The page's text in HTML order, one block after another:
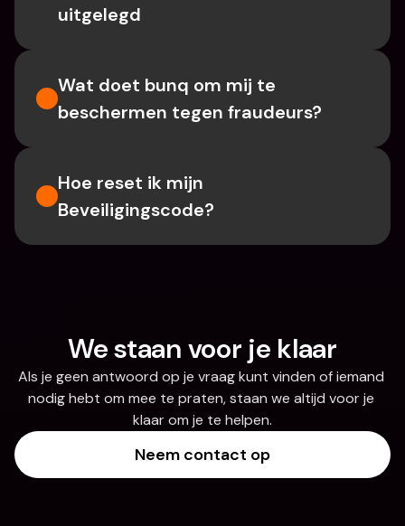
uitgelegd
Wat doet bunq om mij te
beschermen tegen fraudeurs?
Hoe reset ik mijn
Beveiligingscode?
We staan voor je klaar
Als je geen antwoord op je vraag kunt vinden of iemand
nodig hebt om mee te praten, staan we altijd voor je
klaar om je te helpen.
Neem contact op